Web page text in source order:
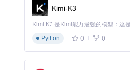
集群部署：构建弹性抢票网络
对于抢票需求较高的场景，启用
点负责任务分发和状态监控，子
Py12306购票成功控制台输出展示
Kimi-K3
Python
0 0